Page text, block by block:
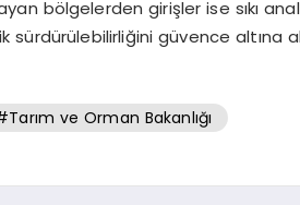
bölgelerden girişler ise sıkı
sürdürülebilirliğini güvence altına
ve Orman Bakanlığı